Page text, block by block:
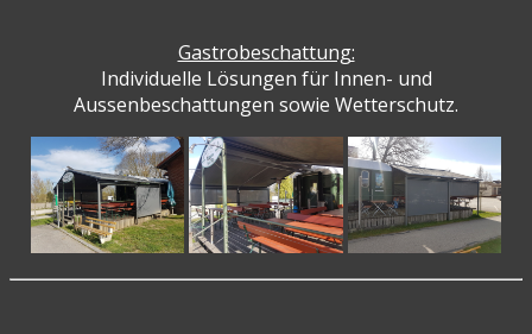
Gastrobeschattung:
Individuelle Lösungen für Innen- und
Aussenbeschattungen sowie Wetterschutz.